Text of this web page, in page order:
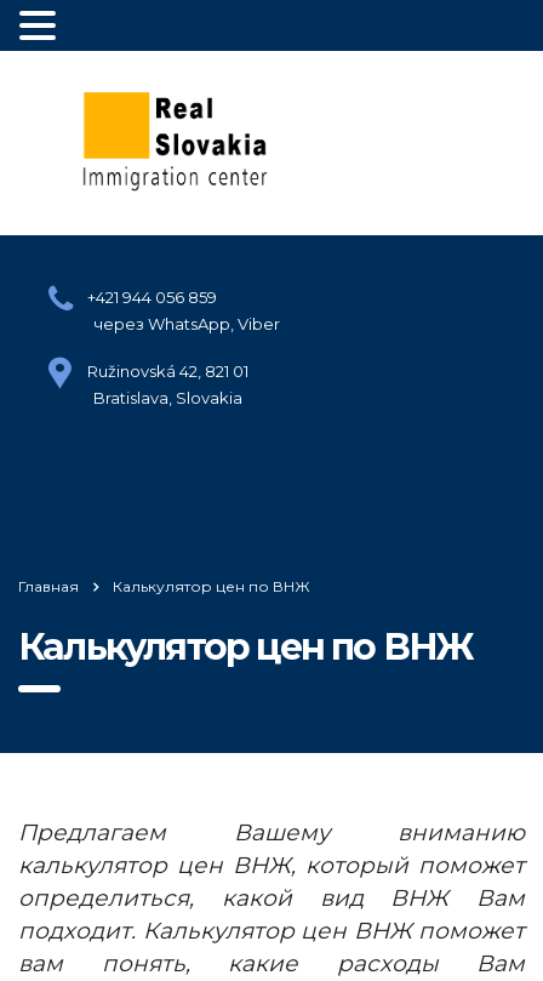
+421 944 056 859
через WhatsApp, Viber
Ružinovská 42, 821 01
Bratislava, Slovakia
Главная Калькулятор цен по ВНЖ
Калькулятор цен по ВНЖ
Предлагаем Вашему вниманию
калькулятор цен ВНЖ, который поможет
определиться, какой вид ВНЖ Вам
подходит. Калькулятор цен ВНЖ поможет
вам понять, какие расходы Вам